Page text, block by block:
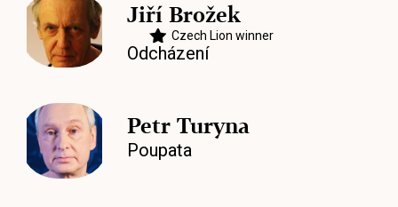
Jiří Brožek
Czech Lion winner
Odcházení
Petr Turyna
Poupata